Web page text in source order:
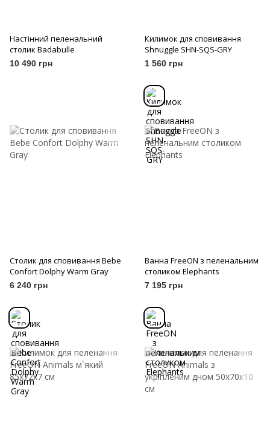
Настінний пеленальний
столик Badabulle
10 490 грн
Килимок для сповивання
Shnuggle SHN-SQS-GRY
1 560 грн
Столик для сповивання Bebe
Confort Dolphy Warm Gray
6 240 грн
Ванна FreeON з пеленальним
столиком Elephants
7 195 грн